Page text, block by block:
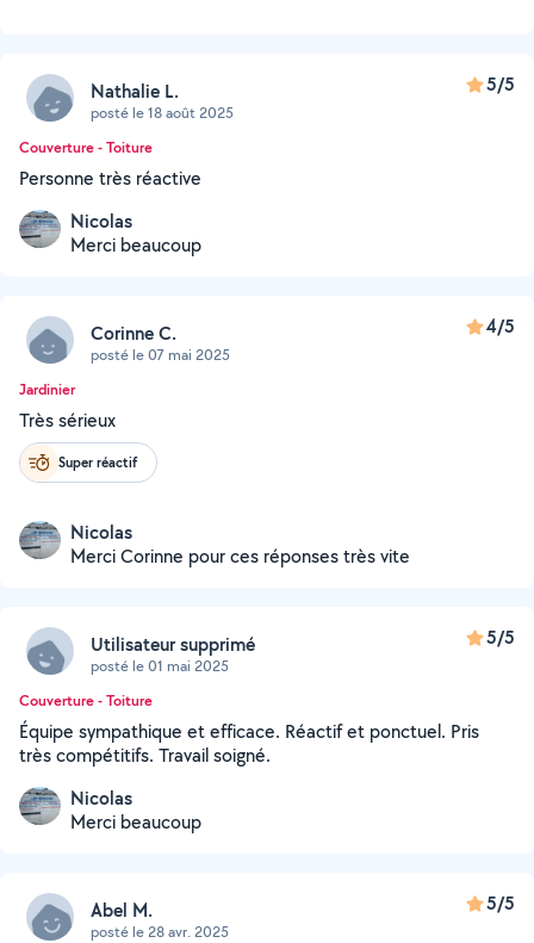
Nathalie L.
posté le 18 août 2025
5/5
Couverture - Toiture
Personne très réactive
Nicolas
Merci beaucoup
Corinne C.
posté le 07 mai 2025
4/5
Jardinier
Très sérieux
Super réactif
Nicolas
Merci Corinne pour ces réponses très vite
Utilisateur supprimé
posté le 01 mai 2025
5/5
Couverture - Toiture
Équipe sympathique et efficace. Réactif et ponctuel. Pris
très compétitifs. Travail soigné.
Nicolas
Merci beaucoup
Abel M.
posté le 28 avr. 2025
5/5